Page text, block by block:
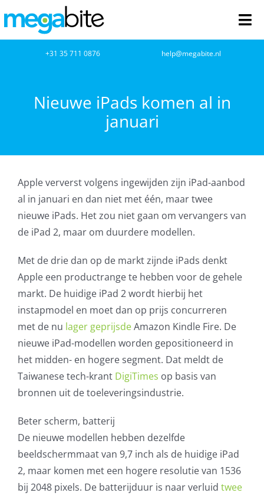
naar
inhoud
Cloud Computing
VOIP
AVG
Office365
Glasvezelverbindingen
Microsoft software licenties
SLA overeenkomsten
Remote Help
WordPress SLA Contract
+31 35 711 0876 help@megabite.nl
Nieuwe iPads komen al in
januari
Apple ververst volgens ingewijden zijn iPad-aanbod
al in januari en dan niet met één, maar twee
nieuwe iPads. Het zou niet gaan om vervangers van
de iPad 2, maar om duurdere modellen.
Met de drie dan op de markt zijnde iPads denkt
Apple een productrange te hebben voor de gehele
markt. De huidige iPad 2 wordt hierbij het
instapmodel en moet dan op prijs concurreren
met de nu lager geprijsdeAmazon Kindle Fire. De
nieuwe iPad-modellen worden gepositioneerd in
het midden- en hogere segment. Dat meldt de
Taiwanese tech-krant DigiTimes op basis van
bronnen uit de toeleveringsindustrie.
Beter scherm, batterij
De nieuwe modellen hebben dezelfde
beeldschermmaat van 9,7 inch als de huidige iPad
2, maar komen met een hogere resolutie van 1536
bij 2048 pixels. De batterijduur is naar verluid twee